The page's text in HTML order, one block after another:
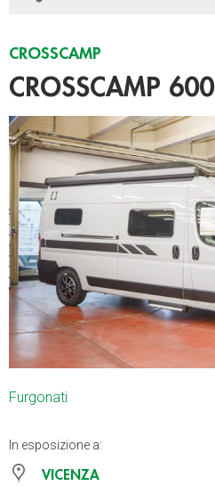
CROSSCAMP
CROSSCAMP 600
Furgonati
In esposizione a:
VICENZA